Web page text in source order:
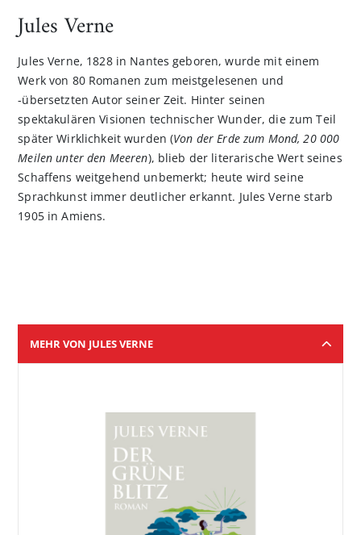
Bildgalerie
Jules Verne
Jules Verne, 1828 in Nantes geboren, wurde mit einem
Werk von 80 Romanen zum meistgelesenen und
-übersetzten Autor seiner Zeit. Hinter seinen
spektakulären Visionen technischer Wunder, die zum Teil
später Wirklichkeit wurden (Von der Erde zum Mond, 20 000
Meilen unter den Meeren), blieb der literarische Wert seines
Schaffens weitgehend unbemerkt; heute wird seine
Sprachkunst immer deutlicher erkannt. Jules Verne starb
1905 in Amiens.
MEHR VON JULES VERNE